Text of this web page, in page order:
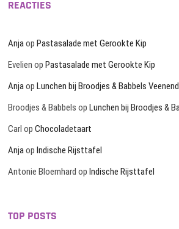
REACTIES
AnjaopPastasalade met Gerookte Kip
Evelien opPastasalade met Gerookte Kip
AnjaopLunchen bij Broodjes & Babbels
Broodjes & Babbels opLunchen bij Broodjes &
Carl opChocoladetaart
AnjaopIndische Rijsttafel
Antonie Bloemhard opIndische Rijsttafel
TOP POSTS